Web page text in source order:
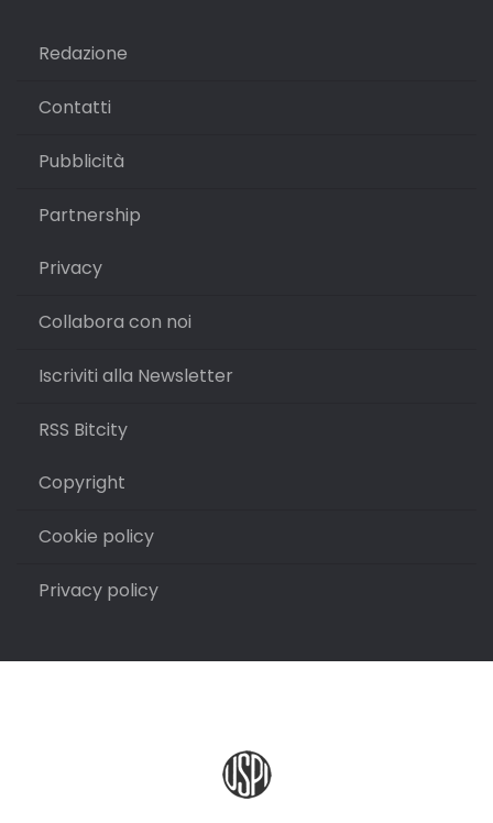
Redazione
Contatti
Pubblicità
Partnership
Privacy
Collabora con noi
Iscriviti alla Newsletter
RSS Bitcity
Copyright
Cookie policy
Privacy policy